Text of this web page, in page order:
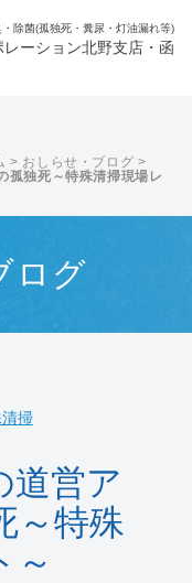
除菌(孤独死・糞尿・灯油漏れ等)
ーション
> おしらせ・ブログ >
孤独死～特殊清掃現場レ
ログ
掃
道営ア
～特殊
～